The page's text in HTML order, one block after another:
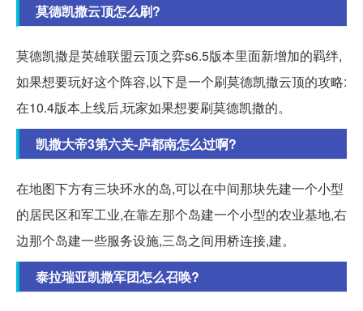
莫德凯撒云顶怎么刷?
莫德凯撒是英雄联盟云顶之弈s6.5版本里面新增加的羁绊,
如果想要玩好这个阵容,以下是一个刷莫德凯撒云顶的攻略:
在10.4版本上线后,玩家如果想要刷莫德凯撒的。
凯撒大帝3第六关-庐都南怎么过啊?
在地图下方有三块环水的岛,可以在中间那块先建一个小型
的居民区和军工业,在靠左那个岛建一个小型的农业基地,右
边那个岛建一些服务设施,三岛之间用桥连接,建。
泰拉瑞亚凯撒军团怎么召唤?